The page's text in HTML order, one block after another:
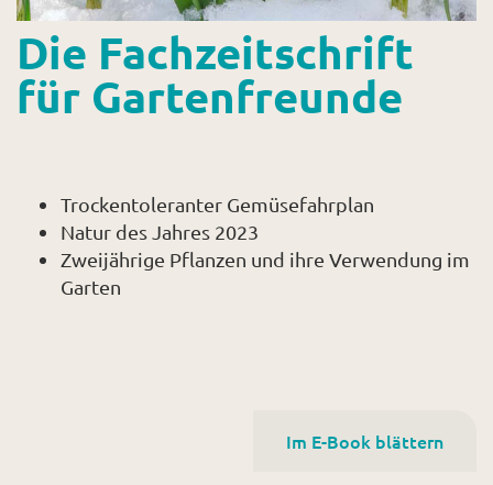
Die Fachzeitschrift
für Gartenfreunde
Trockentoleranter Gemüsefahrplan
Natur des Jahres 2023
Zweijährige Pflanzen und ihre Verwendung im
Garten
Im E-Book blättern